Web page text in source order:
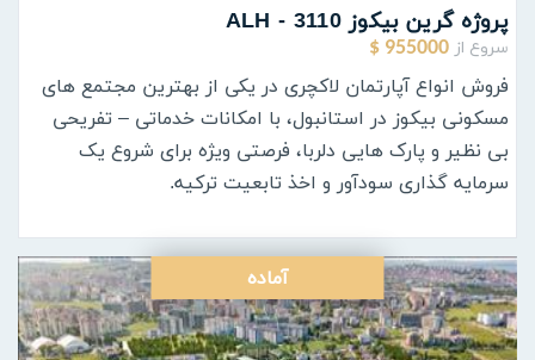
پروژه گرين بيكوز ALH - 3110
سروع از 955000 $
فروش انواع آپارتمان لاکچری در یکی از بهترین مجتمع های
مسکونی بیکوز در استانبول، با امکانات خدماتی – تفریحی
بی نظیر و پارک هایی دلربا، فرصتی ویژه برای شروع یک
سرمایه گذاری سودآور و اخذ تابعیت ترکیه.
آماده